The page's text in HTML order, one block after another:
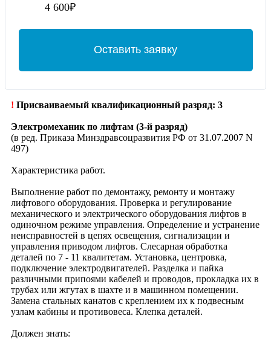
4 600₽
Оставить заявку
! Присваиваемый квалификационный разряд: 3
Электромеханик по лифтам (3-й разряд)
(в ред. Приказа Минздравсоцразвития РФ от 31.07.2007 N
497)
Характеристика работ.
Выполнение работ по демонтажу, ремонту и монтажу
лифтового оборудования. Проверка и регулирование
механического и электрического оборудования лифтов в
одиночном режиме управления. Определение и устранение
неисправностей в цепях освещения, сигнализации и
управления приводом лифтов. Слесарная обработка
деталей по 7 - 11 квалитетам. Установка, центровка,
подключение электродвигателей. Разделка и пайка
различными припоями кабелей и проводов, прокладка их в
трубах или жгутах в шахте и в машинном помещении.
Замена стальных канатов с креплением их к подвесным
узлам кабины и противовеса. Клепка деталей.
Должен знать: